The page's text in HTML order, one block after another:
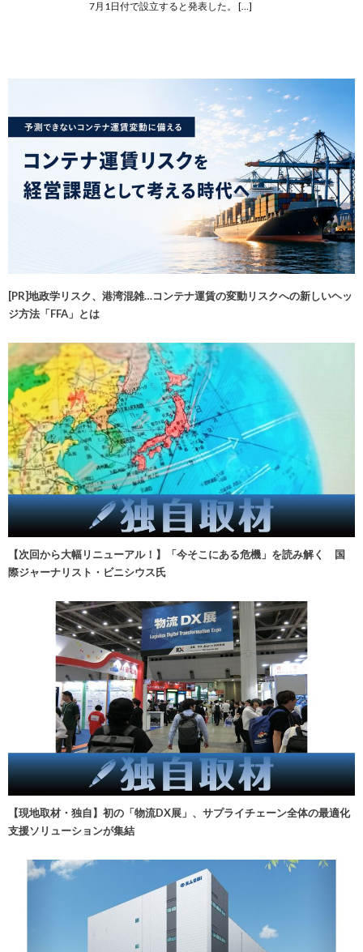
7月1日付で設立すると発表した。 […]
[PR]地政学リスク、港湾混雑…コンテナ運賃の変動リスクへの新しいヘッ
ジ方法「FFA」とは
【次回から大幅リニューアル！】「今そこにある危機」を読み解く 国
際ジャーナリスト・ビニシウス氏
【現地取材・独自】初の「物流DX展」、サプライチェーン全体の最適化
支援ソリューションが集結